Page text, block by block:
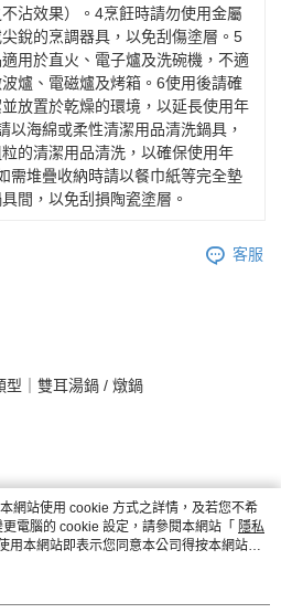
沾效果）。4烹飪時請勿使用金屬
銳的烹調器具，以免刮傷塗層。5
用於直火、電子爐及洗碗機，不適
爐、電磁爐及烤箱。6使用後請確
放置於乾燥的環境，以延長使用年
以海綿或柔性清潔用品清洗鍋具，
的清潔用品清洗，以確保使用年
需堆疊收納時請以餐巾紙等完全墊
間，以免刮損陶瓷塗層。
客服
型｜雙耳湯鍋 / 燉鍋
網站使用 cookie 方式之詳情，及若您不希
電腦的 cookie 設定，請參閱本網站「 隱私
用本網站即表示您同意本公司得按本網站使